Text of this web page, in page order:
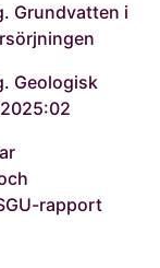
Grundvatten i
Geologisk
rapport